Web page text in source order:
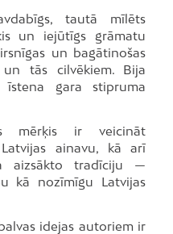
tautā mīlēts
un iejūtīgs grāmatu
un bagātinošas
tās cilvēkiem. Bija
gara stipruma
mērķis ir veicināt
ainavu, kā arī
aizsākto tradīciju —
kā nozīmīgu Latvijas
idejas autoriem ir